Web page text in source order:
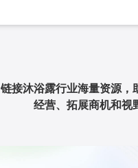
链接沐浴露行业海量资源，
经营、拓展商机和视